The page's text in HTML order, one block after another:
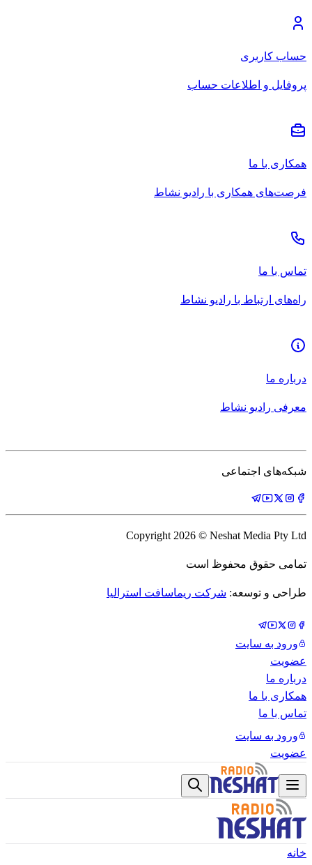
حساب کاربری
پروفایل و اطلاعات حساب
همکاری با ما
فرصت‌های همکاری با رادیو نشاط
تماس با ما
راه‌های ارتباط با رادیو نشاط
درباره ما
معرفی رادیو نشاط
شبکه‌های اجتماعی
Copyright 2026 © Neshat Media Pty Ltd
تمامی حقوق محفوظ است
طراحی و توسعه: شرکت ریماسافت استرالیا
ورود به سایت
عضویت
درباره ما
همکاری با ما
تماس با ما
ورود به سایت
عضویت
خانه